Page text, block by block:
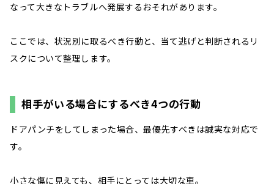
なって大きなトラブルへ発展するおそれがあります。
ここでは、状況別に取るべき行動と、当て逃げと判断されるリ
スクについて整理します。
相手がいる場合にするべき4つの行動
ドアパンチをしてしまった場合、最優先すべきは誠実な対応で
す。
小さな傷に見えても、相手にとっては大切な車。